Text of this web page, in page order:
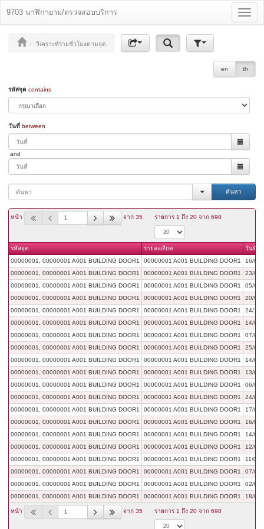
Toggle
9703 นาฬิกายาม/ตรวจสอบบริการ
วิเคราะห์รายชั่วโมงตามจุด
en th
รหัสจุด contains
วันที่ between
and
ค้นหา
หน้า จาก 35 รายการ 1 ถึง 20 จาก 698
รหัสจุด รายละเอียด
วันที่
00000001, 00000001 A001 BUILDING DOOR1
00000001 A001 BUILDING DOOR1
16/05/
00000001, 00000001 A001 BUILDING DOOR1
00000001 A001 BUILDING DOOR1
23/08/
00000001, 00000001 A001 BUILDING DOOR1
00000001 A001 BUILDING DOOR1
05/07/
00000001, 00000001 A001 BUILDING DOOR1
00000001 A001 BUILDING DOOR1
20/02/
00000001, 00000001 A001 BUILDING DOOR1
00000001 A001 BUILDING DOOR1
24/10/
00000001, 00000001 A001 BUILDING DOOR1
00000001 A001 BUILDING DOOR1
14/08/
00000001, 00000001 A001 BUILDING DOOR1
00000001 A001 BUILDING DOOR1
07/05/
00000001, 00000001 A001 BUILDING DOOR1
00000001 A001 BUILDING DOOR1
25/04/
00000001, 00000001 A001 BUILDING DOOR1
00000001 A001 BUILDING DOOR1
14/04/
00000001, 00000001 A001 BUILDING DOOR1
00000001 A001 BUILDING DOOR1
13/03/
00000001, 00000001 A001 BUILDING DOOR1
00000001 A001 BUILDING DOOR1
06/03/
00000001, 00000001 A001 BUILDING DOOR1
00000001 A001 BUILDING DOOR1
24/02/
00000001, 00000001 A001 BUILDING DOOR1
00000001 A001 BUILDING DOOR1
17/02/
00000001, 00000001 A001 BUILDING DOOR1
00000001 A001 BUILDING DOOR1
16/02/
00000001, 00000001 A001 BUILDING DOOR1
00000001 A001 BUILDING DOOR1
14/02/
00000001, 00000001 A001 BUILDING DOOR1
00000001 A001 BUILDING DOOR1
12/02/
00000001, 00000001 A001 BUILDING DOOR1
00000001 A001 BUILDING DOOR1
11/02/
00000001, 00000001 A001 BUILDING DOOR1
00000001 A001 BUILDING DOOR1
07/02/
00000001, 00000001 A001 BUILDING DOOR1
00000001 A001 BUILDING DOOR1
02/02/
00000001, 00000001 A001 BUILDING DOOR1
00000001 A001 BUILDING DOOR1 18/01/
หน้า จาก 35 รายการ 1 ถึง 20 จาก 698